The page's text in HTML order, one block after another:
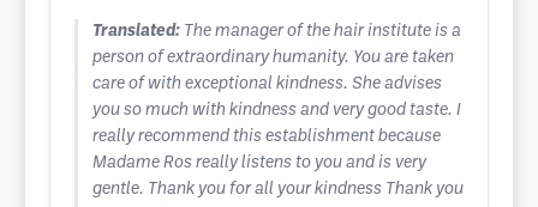
Translated: The manager of the hair institute is a
person of extraordinary humanity. You are taken
care of with exceptional kindness. She advises
you so much with kindness and very good taste. I
really recommend this establishment because
Madame Ros really listens to you and is very
gentle. Thank you for all your kindness Thank you